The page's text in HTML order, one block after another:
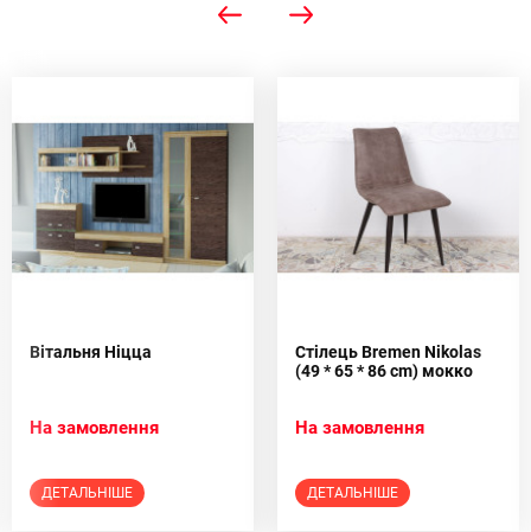
Вітальня Ніцца
На замовлення
ДЕТАЛЬНІШЕ
Стілець Bremen Nikolas
(49 * 65 * 86 cm) мокко
На замовлення
ДЕТАЛЬНІШЕ